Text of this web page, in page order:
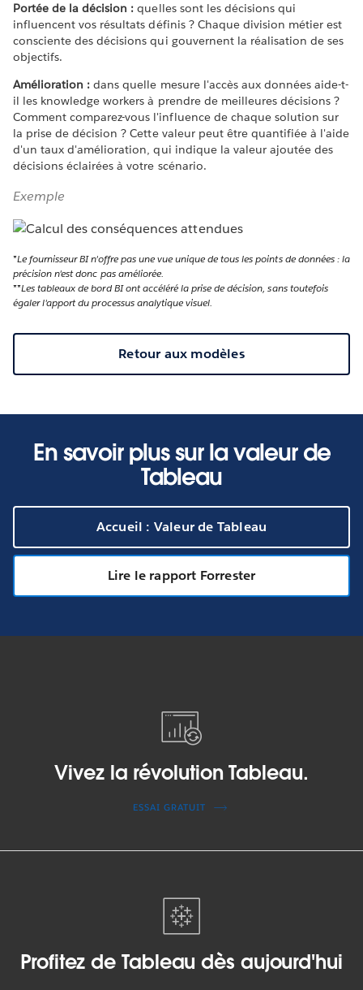
Portée de la décision : quelles sont les décisions qui
influencent vos résultats définis ? Chaque division métier est
consciente des décisions qui gouvernent la réalisation de ses
objectifs.
Amélioration : dans quelle mesure l'accès aux données aide-t-
il les knowledge workers à prendre de meilleures décisions ?
Comment comparez-vous l'influence de chaque solution sur
la prise de décision ? Cette valeur peut être quantifiée à l'aide
d'un taux d'amélioration, qui indique la valeur ajoutée des
décisions éclairées à votre scénario.
Exemple
*Le fournisseur BI n'offre pas une vue unique de tous les points de données : la
précision n'est donc pas améliorée.
**Les tableaux de bord BI ont accéléré la prise de décision, sans toutefois
égaler l'apport du processus analytique visuel.
Retour aux modèles
En savoir plus sur la valeur de
Tableau
Accueil : Valeur de Tableau
Lire le rapport Forrester
Vivez la révolution Tableau.
ESSAI GRATUIT
Profitez de Tableau dès aujourd'hui